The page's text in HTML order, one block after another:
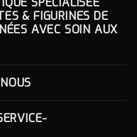
& FIGURINES DE
AVEC SOIN AUX